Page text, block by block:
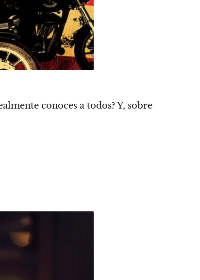
conoces a todos? Y, sobre